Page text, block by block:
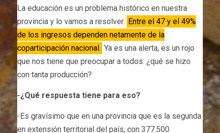
La educación es un problema histórico en nuestra
provincia y lo vamos a resolver. Entre el 47 y el 49%
de los ingresos dependen netamente de la
coparticipación nacional. Ya es una alerta, es un rojo
que nos tiene que preocupar a todos: ¿qué se hizo
con tanta producción?
-¿Qué respuesta tiene para eso?
-Es gravísimo que en una provincia que es la segunda
en extensión territorial del país, con 377.500